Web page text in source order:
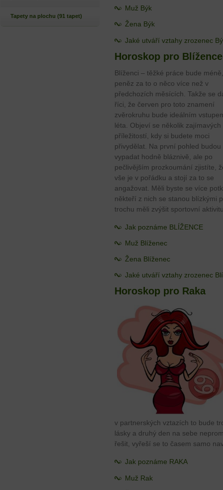
Tapety na plochu (91 tapet)
Muž Býk
Žena Býk
Jaké utváří vztahy zrozenec
Horoskop pro Blížence
Blíženci – těžké práce bude méně,
peněz za to o něco více než v
předchozích měsících. Takže se
říci, že červen pro toto znamení
zvěrokruhu bude ideálním
léta. Objeví se několik zajímavých
příležitostí, kdy si budete moci
přivydělat. Na první pohled budou
vypadat hodně bláznivě, ale po
pečlivějším prozkoumání zjistíte,
vše je v pořádku a stojí za to se
angažovat. Měli byste se více
někteří z nich se stanou blízkými
trochu měli zvýšit sportovní
Jak poznáme BLÍŽENCE
Muž Blíženec
Žena Blíženec
Jaké utváří vztahy zrozenec
Horoskop pro Raka
v partnerských vztazích to bude
lásky a druhý den na sebe
řešit, vyřeší se to časem samo
Jak poznáme RAKA
Muž Rak